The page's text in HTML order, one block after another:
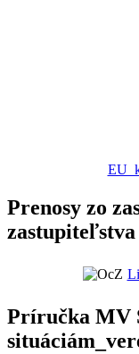
Prenosy zo
zastupiteľstva
Príručka MV